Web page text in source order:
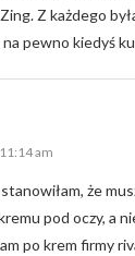
Z każdego
pewno kiedyś
am
że
pod oczy, a
po krem firmy